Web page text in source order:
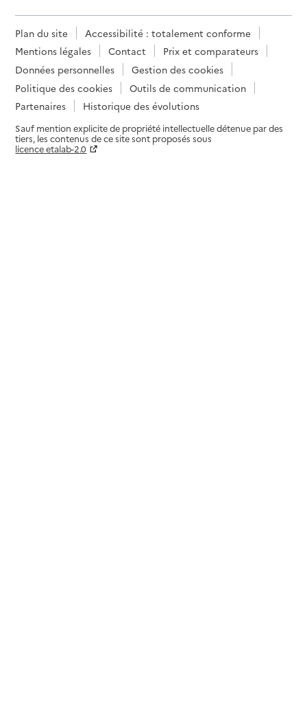
Plan du site
Accessibilité : totalement conforme
Mentions légales
Contact
Prix et comparateurs
Données personnelles
Gestion des cookies
Politique des cookies
Outils de communication
Partenaires
Historique des évolutions
Sauf mention explicite de propriété intellectuelle détenue par des
tiers, les contenus de ce site sont proposés sous
licence etalab-2.0